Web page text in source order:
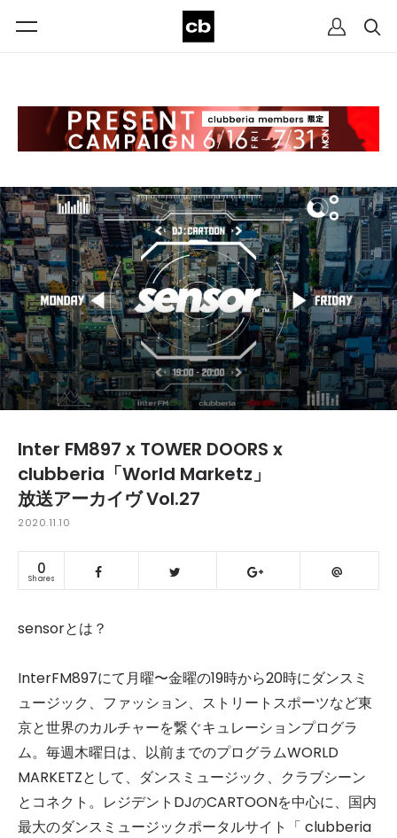
Inter FM897 x TOWER DOORS x
clubberia「World Marketz」
放送アーカイヴ Vol.27
2020.11.10
0
Shares
sensorとは？
InterFM897にて月曜〜金曜の19時から20時にダンスミ
ュージック、ファッション、ストリートスポーツなど東
京と世界のカルチャーを繋ぐキュレーションプログラ
ム。毎週木曜日は、以前までのプログラムWORLD
MARKETZとして、ダンスミュージック、クラブシーン
とコネクト。レジデントDJのCARTOONを中心に、国内
最大のダンスミュージックポータルサイト「 clubberia